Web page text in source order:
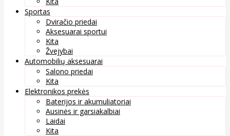
Sportas
Dviračio priedai
Aksesuarai sportui
Kita
Žvejybai
Automobilių aksesuarai
Salono priedai
Kita
Elektronikos prekės
Baterijos ir akumuliatoriai
Ausinės ir garsiakalbiai
Laidai
Kita